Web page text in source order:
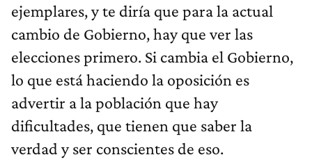
ejemplares, y te diría que para la actual
cambio de Gobierno, hay que ver las
elecciones primero. Si cambia el Gobierno,
lo que está haciendo la oposición es
advertir a la población que hay
dificultades, que tienen que saber la
verdad y ser conscientes de eso.